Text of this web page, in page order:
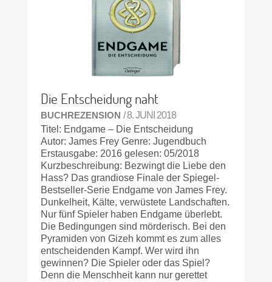
Die Entscheidung naht
BUCHREZENSION / 8. JUNI 2018
Titel: Endgame – Die Entscheidung
Autor: James Frey Genre: Jugendbuch
Erstausgabe: 2016 gelesen: 05/2018
Kurzbeschreibung: Bezwingt die Liebe den
Hass? Das grandiose Finale der Spiegel-
Bestseller-Serie Endgame von James Frey.
Dunkelheit, Kälte, verwüstete Landschaften.
Nur fünf Spieler haben Endgame überlebt.
Die Bedingungen sind mörderisch. Bei den
Pyramiden von Gizeh kommt es zum alles
entscheidenden Kampf. Wer wird ihn
gewinnen? Die Spieler oder das Spiel?
Denn die Menschheit kann nur gerettet